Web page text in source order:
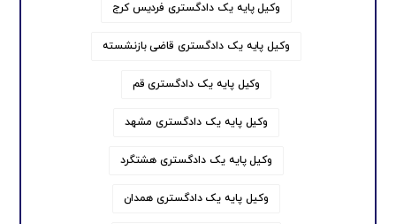
وکیل پایه یک دادگستری فردیس کرج
وکیل پایه یک دادگستری قاضی بازنشسته
وکیل پایه یک دادگستری قم
وکیل پایه یک دادگستری مشهد
وکیل پایه یک دادگستری هشتگرد
وکیل پایه یک دادگستری همدان